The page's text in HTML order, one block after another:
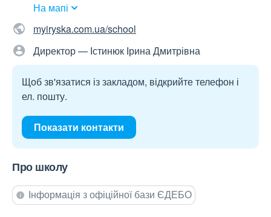
На мапі
myiryska.com.ua/school
Директор — Істинюк Ірина Дмитрівна
Щоб зв'язатися із закладом, відкрийте телефон і
ел. пошту.
Показати контакти
Про школу
Інформація з офіційної бази ЄДЕБО